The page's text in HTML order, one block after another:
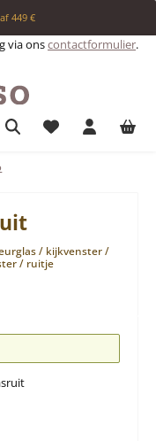
449 €
via onscontactformulier.
Je hebt 0 items
/ kijkvenster /
/ ruitje